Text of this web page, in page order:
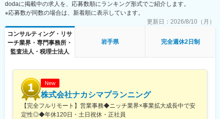
dodaに掲載中の求人を、応募数順にランキング形式でご紹介します。
※応募数が同数の場合は、新着順に表示しています。
更新日： 2026/8/10（月）
コンサルティング・リサ
ーチ業界・専門事務所・
監査法人・税理士法人
岩手県 完全週休2日制
New
株式会社ナカシマプランニング
【完全フルリモート】営業事務◆ニッチ業界×事業拡大成長中で安
定性◎◆年休120日・土日祝休・正社員